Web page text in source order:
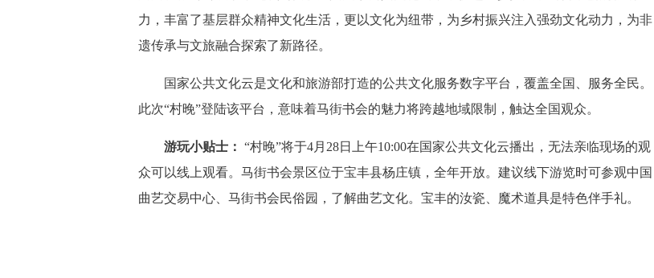
力，丰富了基层群众精神文化生活，更以文化为纽带，为乡村振兴注入强劲文化动力，为非
遗传承与文旅融合探索了新路径。
国家公共文化云是文化和旅游部打造的公共文化服务数字平台，覆盖全国、服务全民。
此次“村晚”登陆该平台，意味着马街书会的魅力将跨越地域限制，触达全国观众。
游玩小贴士： “村晚”将于4月28日上午10:00在国家公共文化云播出，无法亲临现场的观
众可以线上观看。马街书会景区位于宝丰县杨庄镇，全年开放。建议线下游览时可参观中国
曲艺交易中心、马街书会民俗园，了解曲艺文化。宝丰的汝瓷、魔术道具是特色伴手礼。